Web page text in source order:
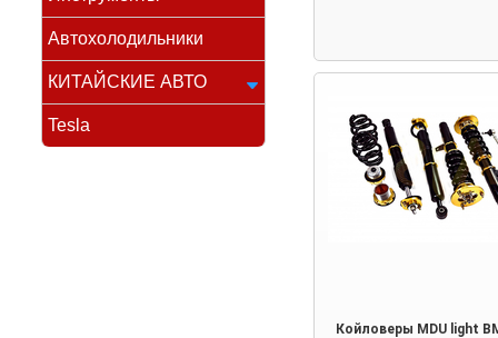
Автохолодильники
КИТАЙСКИЕ АВТО
Tesla
Койловеры MDU light